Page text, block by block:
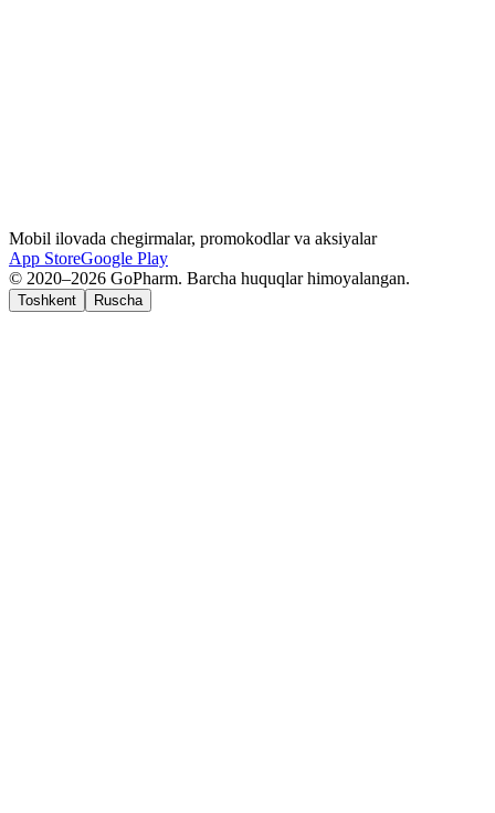
Mobil ilovada chegirmalar, promokodlar va aksiyalar
App StoreGoogle Play
© 2020–2026 GoPharm. Barcha huquqlar himoyalangan.
Toshkent Ruscha